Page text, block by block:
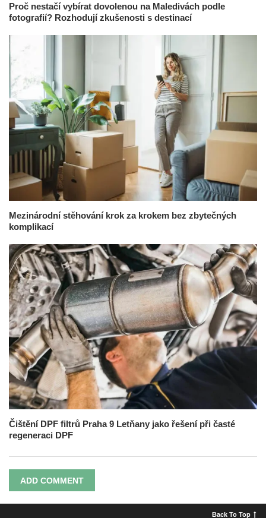
Proč nestačí vybírat dovolenou na Maledivách podle
fotografií? Rozhodují zkušenosti s destinací
Mezinárodní stěhování krok za krokem bez zbytečných
komplikací
Čištění DPF filtrů Praha 9 Letňany jako řešení při časté
regeneraci DPF
ADD COMMENT
Back To Top